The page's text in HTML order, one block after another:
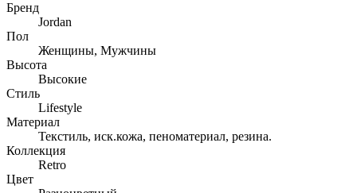
Бренд
Jordan
Пол
Женщины, Мужчины
Высота
Высокие
Стиль
Lifestyle
Материал
Текстиль, иск.кожа, пеноматериал, резина.
Коллекция
Retro
Цвет